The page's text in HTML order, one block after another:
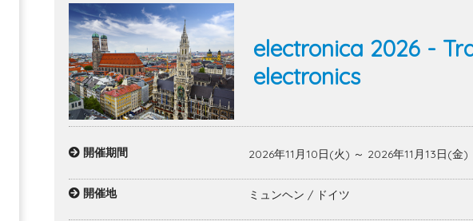
electronica 2026 -
electronics
開催期間 2026年11月10日(火) ～ 2026年11月13日(金)
開催地 ミュンヘン / ドイツ